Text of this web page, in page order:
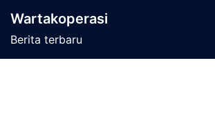
Wartakoperasi
Berita terbaru